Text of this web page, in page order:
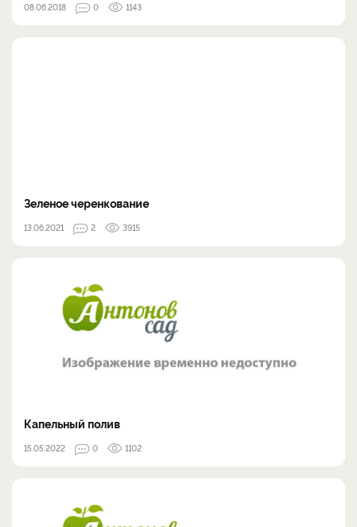
08.06.2018 0 1143
Зеленое черенкование
13.06.2021 2 3915
Капельный полив
15.05.2022 0 1102